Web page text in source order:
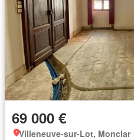
69 000 €
Villeneuve-sur-Lot, Monclar